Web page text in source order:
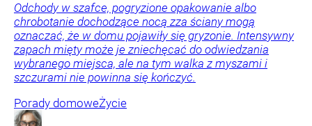
Odchody w szafce, pogryzione opakowanie albo
chrobotanie dochodzące nocą zza ściany mogą
oznaczać, że w domu pojawiły się gryzonie. Intensywny
zapach mięty może je zniechęcać do odwiedzania
wybranego miejsca, ale na tym walka z myszami i
szczurami nie powinna się kończyć.
Porady domoweŻycie